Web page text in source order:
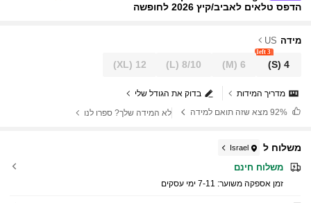
הדפס טלאים לאביב/קיץ 2026 לחופשה
מידה US
4
(S)
3 left
6
(M)
8/10
(L)
12
(XL)
בדוק את הגודל שלי
מדריך המידות
מצא שזה תואם למידה לא המידה שלך? ספרו לנו
משלוח ל Israel
משלוח חינם
זמן אספקה ​​משוער: 7-11 ימי עסקים